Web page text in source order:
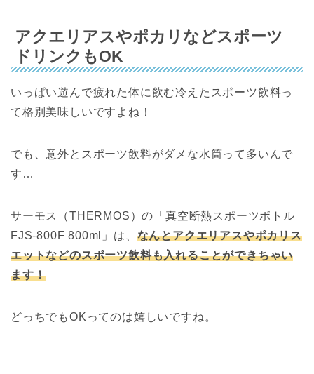
アクエリアスやポカリなどスポーツ
ドリンクもOK
いっぱい遊んで疲れた体に飲む冷えたスポーツ飲料っ
て格別美味しいですよね！
でも、意外とスポーツ飲料がダメな水筒って多いんで
す…
サーモス（THERMOS）の「真空断熱スポーツボトル
FJS-800F 800ml」は、 なんとアクエリアスやポカリス
エットなどのスポーツ飲料も入れることができちゃい
ます！
どっちでもOKってのは嬉しいですね。